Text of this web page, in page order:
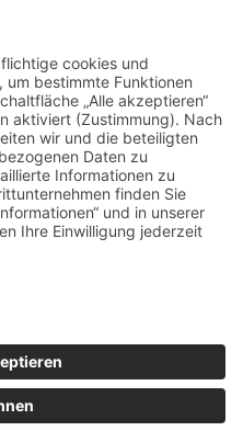
Mehrwertsteuer zzgl.
wenn